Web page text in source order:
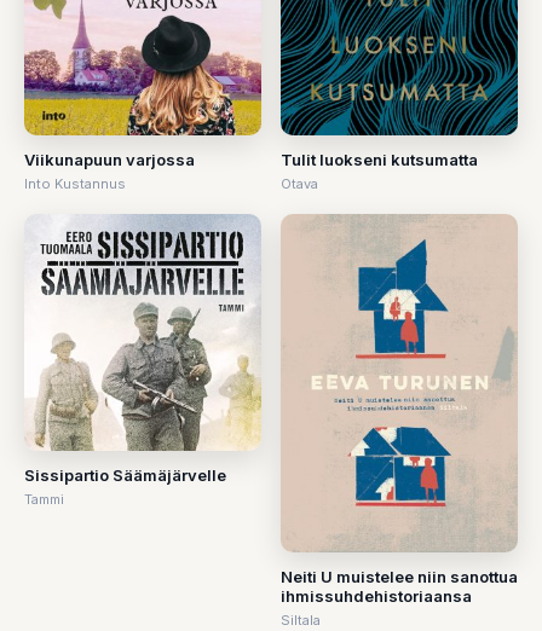
Viikunapuun varjossa
Into Kustannus
Tulit luokseni kutsumatta
Otava
Sissipartio Säämäjärvelle
Tammi
Neiti U muistelee niin sanottua
ihmissuhdehistoriaansa
Siltala